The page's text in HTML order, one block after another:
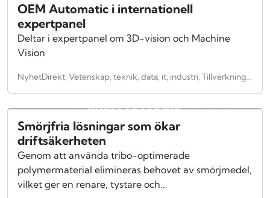
OEM Automatic i internationell
expertpanel
Deltar i expertpanel om 3D-vision och Machine
Vision
Smörjfria lösningar som ökar
driftsäkerheten
Genom att använda tribo-optimerade
polymermaterial elimineras behovet av smörjmedel,
vilket ger en renare, tystare och...